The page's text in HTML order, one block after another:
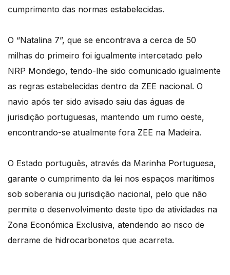
cumprimento das normas estabelecidas.
O “Natalina 7”, que se encontrava a cerca de 50
milhas do primeiro foi igualmente intercetado pelo
NRP Mondego, tendo-lhe sido comunicado igualmente
as regras estabelecidas dentro da ZEE nacional. O
navio após ter sido avisado saiu das águas de
jurisdição portuguesas, mantendo um rumo oeste,
encontrando-se atualmente fora ZEE na Madeira.
O Estado português, através da Marinha Portuguesa,
garante o cumprimento da lei nos espaços marítimos
sob soberania ou jurisdição nacional, pelo que não
permite o desenvolvimento deste tipo de atividades na
Zona Económica Exclusiva, atendendo ao risco de
derrame de hidrocarbonetos que acarreta.